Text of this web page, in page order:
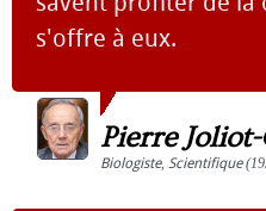
s'offre à eux.
Pierre
Biologiste, Scientifique